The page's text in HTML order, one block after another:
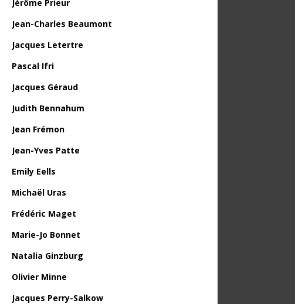
Jérôme Prieur
Jean-Charles Beaumont
Jacques Letertre
Pascal Ifri
Jacques Géraud
Judith Bennahum
Jean Frémon
Jean-Yves Patte
Emily Eells
Michaël Uras
Frédéric Maget
Marie-Jo Bonnet
Natalia Ginzburg
Olivier Minne
Jacques Perry-Salkow